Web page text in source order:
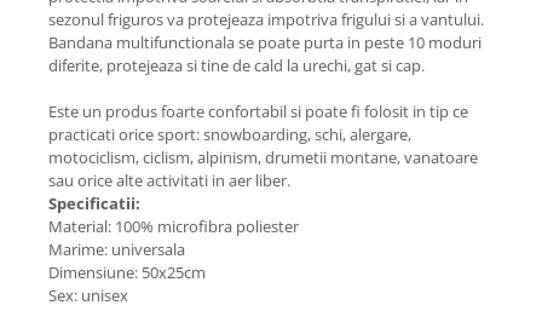
sezonul friguros va protejeaza impotriva frigului si a vantului.
Bandana multifunctionala se poate purta in peste 10 moduri
diferite, protejeaza si tine de cald la urechi, gat si cap.
Este un produs foarte confortabil si poate fi folosit in tip ce
practicati orice sport: snowboarding, schi, alergare,
motociclism, ciclism, alpinism, drumetii montane, vanatoare
sau orice alte activitati in aer liber.
Specificatii:
Material: 100% microfibra poliester
Marime: universala
Dimensiune: 50x25cm
Sex: unisex